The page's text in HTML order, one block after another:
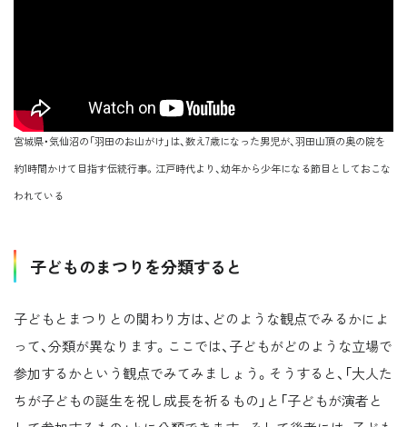
宮城県・気仙沼の「羽田のお山がけ」は、数え7歳になった男児が、羽田山頂の奥の院を
約1時間かけて目指す伝統行事。江戸時代より、幼年から少年になる節目としておこな
われている
子どものまつりを分類すると
子どもとまつりとの関わり方は、どのような観点でみるかによ
って、分類が異なります。ここでは、子どもがどのような立場で
参加するかという観点でみてみましょう。そうすると、「大人た
ちが子どもの誕生を祝し成長を祈るもの」と「子どもが演者と